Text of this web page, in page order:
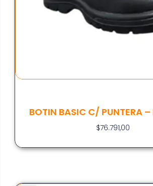
BOTIN BASIC C/ PUNTERA –
$76.791,00